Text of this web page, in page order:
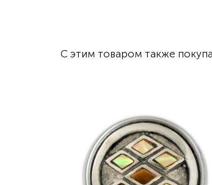
С этим товаром также